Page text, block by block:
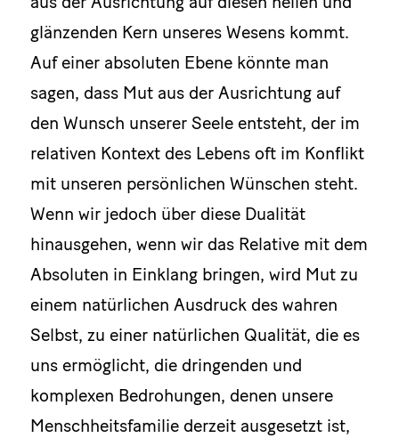
glänzenden Kern unseres Wesens kommt.
Auf einer absoluten Ebene könnte man
sagen, dass Mut aus der Ausrichtung auf
den Wunsch unserer Seele entsteht, der im
relativen Kontext des Lebens oft im Konflikt
mit unseren persönlichen Wünschen steht.
Wenn wir jedoch über diese Dualität
hinausgehen, wenn wir das Relative mit dem
Absoluten in Einklang bringen, wird Mut zu
einem natürlichen Ausdruck des wahren
Selbst, zu einer natürlichen Qualität, die es
uns ermöglicht, die dringenden und
komplexen Bedrohungen, denen unsere
Menschheitsfamilie derzeit ausgesetzt ist,